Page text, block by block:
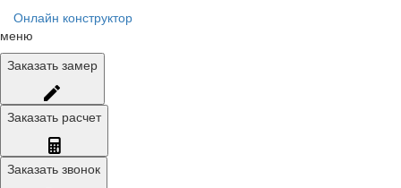
Онлайн конструктор
меню
Заказать замер
Заказать расчет
Заказать звонок